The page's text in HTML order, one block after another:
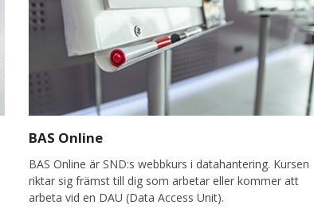
BAS Online
BAS Online är SND:s webbkurs i datahantering. Kursen
riktar sig främst till dig som arbetar eller kommer att
arbeta vid en DAU (Data Access Unit).